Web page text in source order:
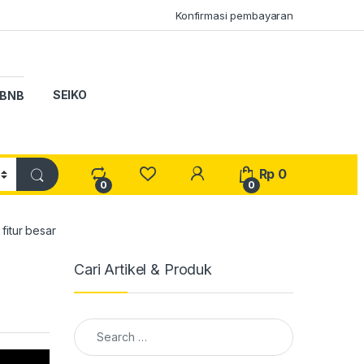
Konfirmasi pembayaran
BNB SEIKO
0
My Account
0
Rp 0
fitur besar
Cari Artikel & Produk
Search for: